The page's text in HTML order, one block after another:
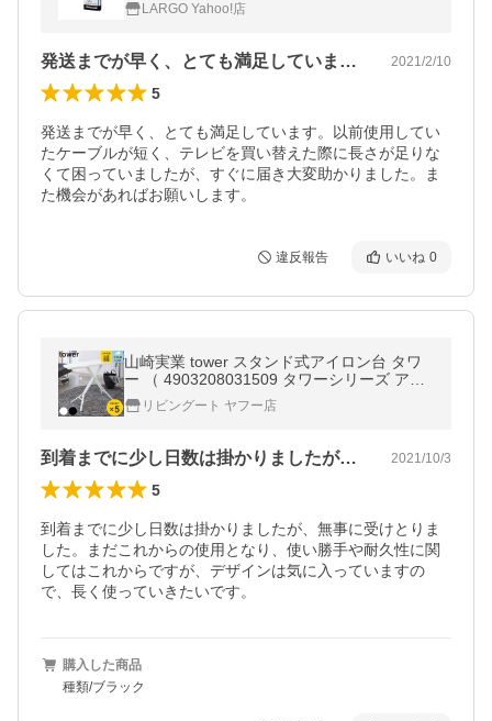
LARGO Yahoo!店
発送までが早く、とても満足しています。… 2021/2/10
5
発送までが早く、とても満足しています。以前使用してい
たケーブルが短く、テレビを買い替えた際に長さが足りな
くて困っていましたが、すぐに届き大変助かりました。ま
た機会があればお願いします。
違反報告 いいね 0
山崎実業 tower スタンド式アイロン台 タワ
ー （ 4903208031509 タワーシリーズ アイ
ロン台 スタンド式 折りたたみ スタンド プレ
ス台 ）
リビングート ヤフー店
到着までに少し日数は掛かりましたが、無… 2021/10/3
5
到着までに少し日数は掛かりましたが、無事に受けとりま
した。まだこれからの使用となり、使い勝手や耐久性に関
してはこれからですが、デザインは気に入っていますの
で、長く使っていきたいです。
購入した商品
種類/ブラック